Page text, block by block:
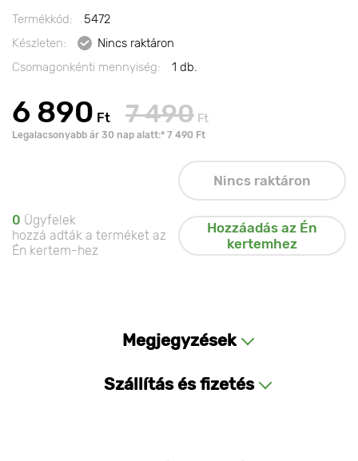
Termékkód:
5472
Készleten:
Nincs raktáron
Csomagonkénti mennyiség:
1 db.
6 890 Ft 7 490 Ft
Legalacsonyabb ár 30 nap alatt:* 7 490 Ft
Nincs raktáron
0 Ügyfelek
hozzá adták a terméket az
Én kertem-hez
Hozzáadás az Én
kertemhez
Megjegyzések
Szállítás és fizetés